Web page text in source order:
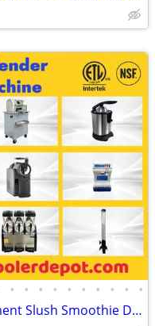
• • • • • • • • • •
Juicer Blender Beverage Equipment Slush Smoothie Drink Machine